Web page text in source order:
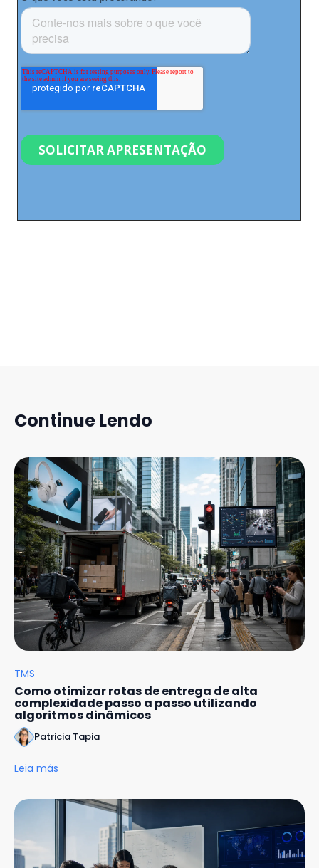
Continue Lendo
TMS
Como otimizar rotas de entrega de alta
complexidade passo a passo utilizando
algoritmos dinâmicos
Patricia Tapia
Leia más